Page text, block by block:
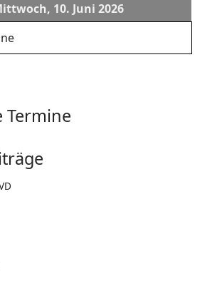
10. Juni 2026
Termine